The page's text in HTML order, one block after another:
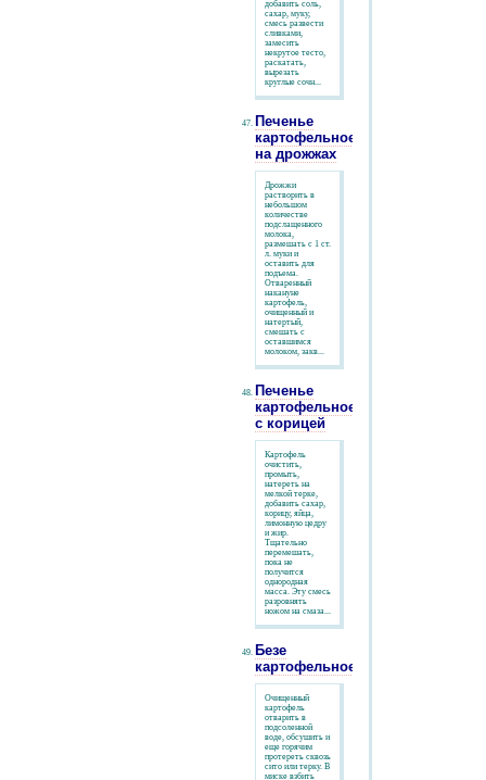
добавить соль,
сахар, муку,
смесь развести
сливками,
замесить
некрутое тесто,
раскатать,
вырезать
круглые сочн...
Печенье
картофельное
на дрожжах
Дрожжи
растворить в
небольшом
количестве
подслащенного
молока,
размешать с 1 ст.
л. муки и
оставить для
подъема.
Отваренный
накануне
картофель,
очищенный и
натертый,
смешать с
оставшимся
молоком, закв...
Печенье
картофельное
с корицей
Картофель
очистить,
промыть,
натереть на
мелкой терке,
добавить сахар,
корицу, яйца,
лимонную цедру
и жир.
Тщательно
перемешать,
пока не
получится
однородная
масса. Эту смесь
разровнять
ножом на смаза...
Безе
картофельное
Очищенный
картофель
отварить в
подсоленной
воде, обсушить и
еще горячим
протереть сквозь
сито или терку. В
миске взбить